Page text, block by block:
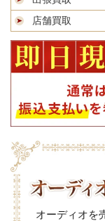
店舗買取
オーディオを